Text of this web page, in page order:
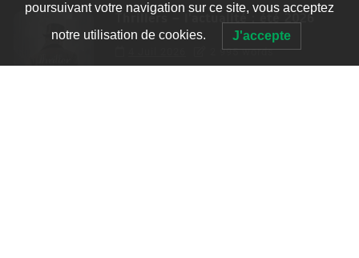
Thrillers – l’actualité : été 2026
2 995 words
poursuivant votre navigation sur ce site, vous acceptez
notre utilisation de cookies. J'accepte